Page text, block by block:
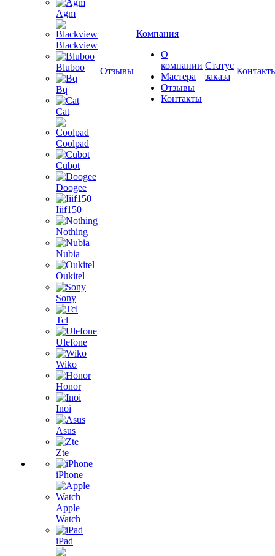
Agm
Blackview
Bluboo
Bq
Cat
Coolpad
Cubot
Doogee
Iiif150
Nothing
Nubia
Oukitel
Sony
Tcl
Ulefone
Wiko
Honor
Inoi
Asus
Zte
iPhone
Apple
Watch
iPad
Отзывы
Компания
О
компании
Мастера
Отзывы
Контакты
Статус
заказа